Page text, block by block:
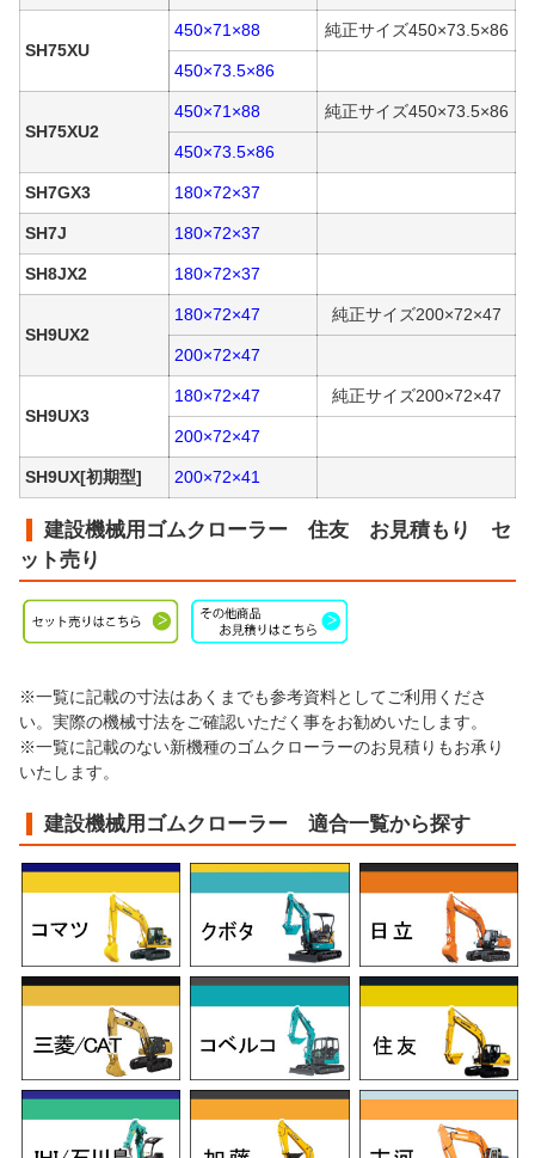
SH75XU
450×71×88 純正サイズ450×73.5×86
450×73.5×86
SH75XU2
450×71×88 純正サイズ450×73.5×86
450×73.5×86
SH7GX3 180×72×37
SH7J 180×72×37
SH8JX2 180×72×37
SH9UX2
180×72×47 純正サイズ200×72×47
200×72×47
SH9UX3
180×72×47 純正サイズ200×72×47
200×72×47
SH9UX[初期型] 200×72×41
建設機械用ゴムクローラー 住友 お見積もり セ
ット売り
※一覧に記載の寸法はあくまでも参考資料としてご利用くださ
い。実際の機械寸法をご確認いただく事をお勧めいたします。
※一覧に記載のない新機種のゴムクローラーのお見積りもお承り
いたします。
建設機械用ゴムクローラー 適合一覧から探す